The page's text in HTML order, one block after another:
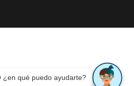
¿en qué puedo ayudarte?